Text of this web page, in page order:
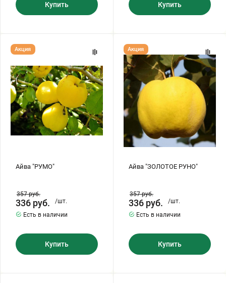
Купить Купить
Айва
"РУМО"
Айва "РУМО"
Акция
357руб.
336 руб.
/шт.
Есть в наличии
Купить
Айва
"ЗОЛОТОЕ
РУНО"
Айва "ЗОЛОТОЕ РУНО"
Акция
357руб.
336 руб.
/шт.
Есть в наличии
Купить